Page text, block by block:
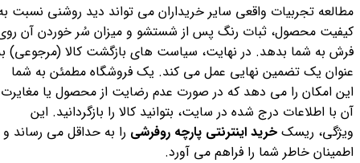
مطالعه تجربیات واقعی سایر خریداران می تواند دید روشنی نسبت
کیفیت محصول، ثبات رنگ پس از شستشو و میزان سُر خوردن آن
فرش به شما بدهد. در نهایت، سیاست های بازگشت کالا (مرجوعی)
عنوان یک تضمین نهایی عمل می کند. یک فروشگاه مطمئن به شما
این امکان را می دهد که در صورت عدم رضایت از محصول یا مغایرت
آن با اطلاعات درج شده در سایت، بتوانید کالا را بازگردانید. این
ویژگی، ریسک خرید اینترنتی پارچه روفرشی را به حداقل می رساند و
اطمینان خاطر شما را فراهم می آورد.